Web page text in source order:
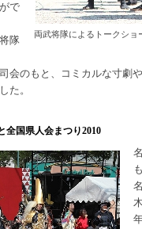
両武将隊によるトークショ
で
隊
会のもと、コミカルな寸劇
た。
全国県人会まつり2010